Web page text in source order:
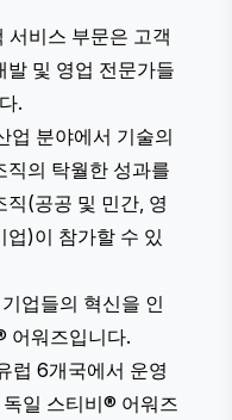
서비스 부문은 고객
발 및 영업 전문가들
.
업 분야에서 기술의
직의 탁월한 성과를
직(공공 및 민간, 영
업)이 참가할 수 있
업들의 혁신을 인
어워즈입니다.
럽 6개국에서 운영
독일 스티비® 어워즈